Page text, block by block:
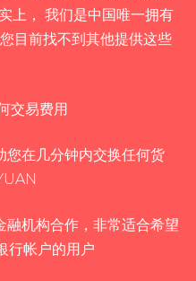
上， 我们是中国唯一拥有
目前找不到其他提供这些
交易费用
您在几分钟内交换任何货
融机构合作，非常适合希望
行帐户的用户